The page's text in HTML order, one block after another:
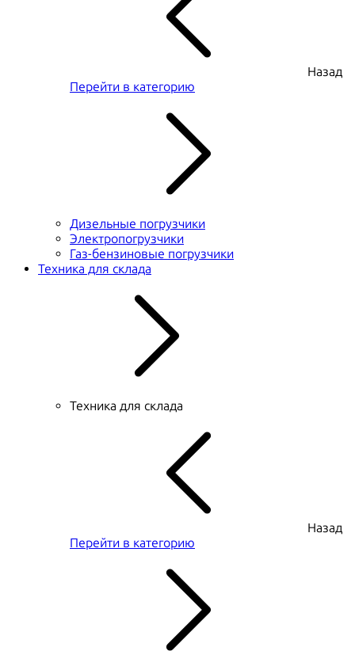
Назад
Перейти в категорию
Дизельные погрузчики
Электропогрузчики
Газ-бензиновые погрузчики
Техника для склада
Техника для склада
Назад
Перейти в категорию